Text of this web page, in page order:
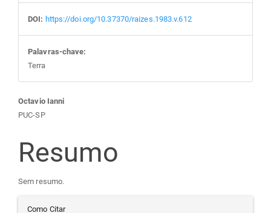
DOI: https://doi.org/10.37370/raizes.1983.v.612
Palavras-chave:
Terra
Conteúdo
do
artigo
principal
Octavio Ianni
PUC-SP
Resumo
Sem resumo.
Como Citar